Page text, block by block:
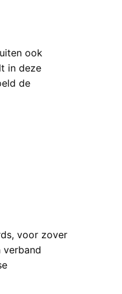
ook
in deze
de
voor zover
verband